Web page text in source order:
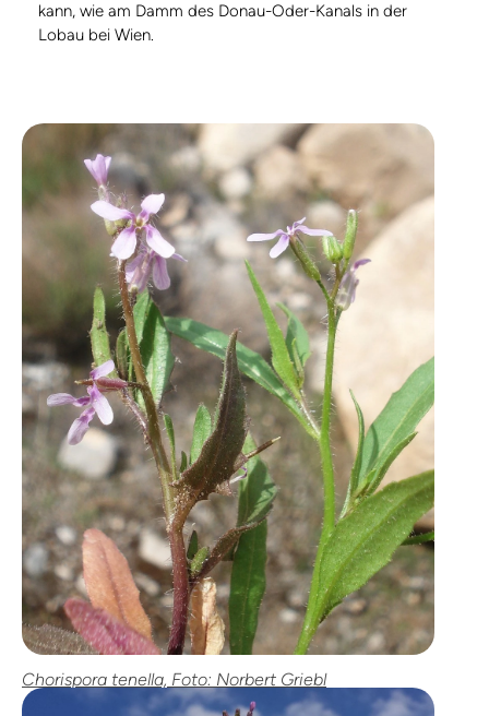
kann, wie am Damm des Donau-Oder-Kanals in der
Lobau bei Wien.
Chorispora tenella, Foto: Norbert Griebl